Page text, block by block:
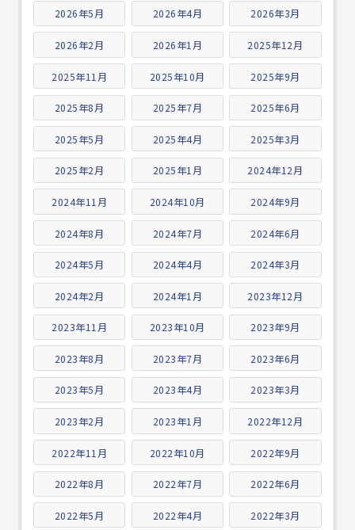
2026年5月 2026年4月 2026年3月
2026年2月 2026年1月 2025年12月
2025年11月 2025年10月 2025年9月
2025年8月 2025年7月 2025年6月
2025年5月 2025年4月 2025年3月
2025年2月 2025年1月 2024年12月
2024年11月 2024年10月 2024年9月
2024年8月 2024年7月 2024年6月
2024年5月 2024年4月 2024年3月
2024年2月 2024年1月 2023年12月
2023年11月 2023年10月 2023年9月
2023年8月 2023年7月 2023年6月
2023年5月 2023年4月 2023年3月
2023年2月 2023年1月 2022年12月
2022年11月 2022年10月 2022年9月
2022年8月 2022年7月 2022年6月
2022年5月 2022年4月 2022年3月